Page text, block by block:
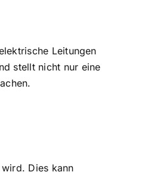
Leitungen
stellt nicht nur eine
Dies kann